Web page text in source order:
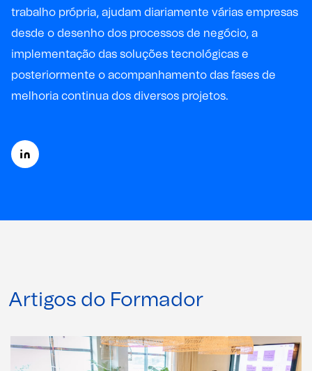
trabalho própria, ajudam diariamente várias empresas
desde o desenho dos processos de negócio, a
implementação das soluções tecnológicas e
posteriormente o acompanhamento das fases de
melhoria continua dos diversos projetos.
Artigos do Formador